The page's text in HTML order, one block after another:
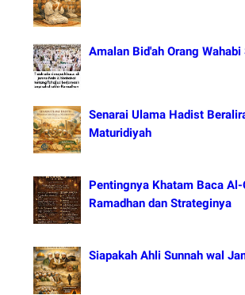
Amalan Bid'ah Orang Wahabi
Senarai Ulama Hadist
Maturidiyah
Pentingnya Khatam Baca Al-
Ramadhan dan Strateginya
Siapakah Ahli Sunnah wal